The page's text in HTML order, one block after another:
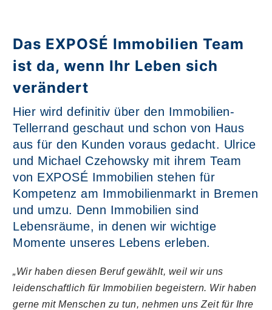
Das EXPOSÉ Immobilien Team
ist da, wenn Ihr Leben sich
verändert
Hier wird definitiv über den Immobilien-
Tellerrand geschaut und schon von Haus
aus für den Kunden voraus gedacht. Ulrice
und Michael Czehowsky mit ihrem Team
von EXPOSÉ Immobilien stehen für
Kompetenz am Immobilienmarkt in Bremen
und umzu. Denn Immobilien sind
Lebensräume, in denen wir wichtige
Momente unseres Lebens erleben.
„Wir haben diesen Beruf gewählt, weil wir uns
leidenschaftlich für Immobilien begeistern. Wir haben
gerne mit Menschen zu tun, nehmen uns Zeit für Ihre